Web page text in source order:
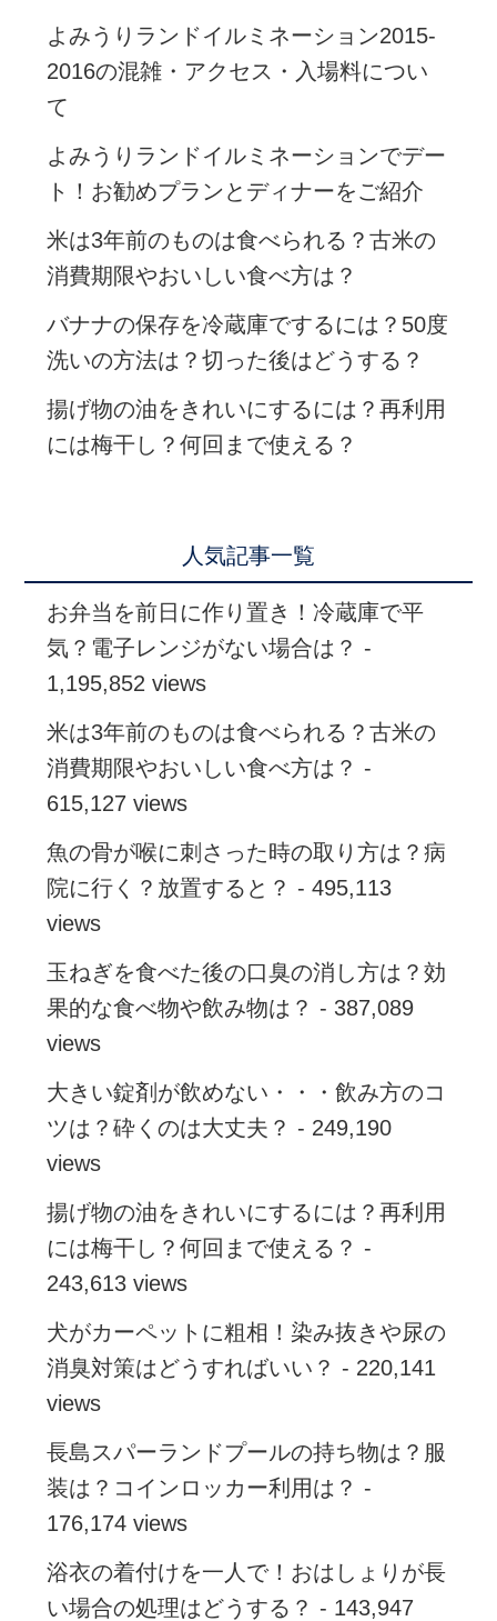
よみうりランドイルミネーション2015-
2016の混雑・アクセス・入場料につい
て
よみうりランドイルミネーションでデー
ト！お勧めプランとディナーをご紹介
米は3年前のものは食べられる？古米の
消費期限やおいしい食べ方は？
バナナの保存を冷蔵庫でするには？50度
洗いの方法は？切った後はどうする？
揚げ物の油をきれいにするには？再利用
には梅干し？何回まで使える？
人気記事一覧
お弁当を前日に作り置き！冷蔵庫で平
気？電子レンジがない場合は？ -
1,195,852 views
米は3年前のものは食べられる？古米の
消費期限やおいしい食べ方は？ -
615,127 views
魚の骨が喉に刺さった時の取り方は？病
院に行く？放置すると？ - 495,113
views
玉ねぎを食べた後の口臭の消し方は？効
果的な食べ物や飲み物は？ - 387,089
views
大きい錠剤が飲めない・・・飲み方のコ
ツは？砕くのは大丈夫？ - 249,190
views
揚げ物の油をきれいにするには？再利用
には梅干し？何回まで使える？ -
243,613 views
犬がカーペットに粗相！染み抜きや尿の
消臭対策はどうすればいい？ - 220,141
views
長島スパーランドプールの持ち物は？服
装は？コインロッカー利用は？ -
176,174 views
浴衣の着付けを一人で！おはしょりが長
い場合の処理はどうする？ - 143,947